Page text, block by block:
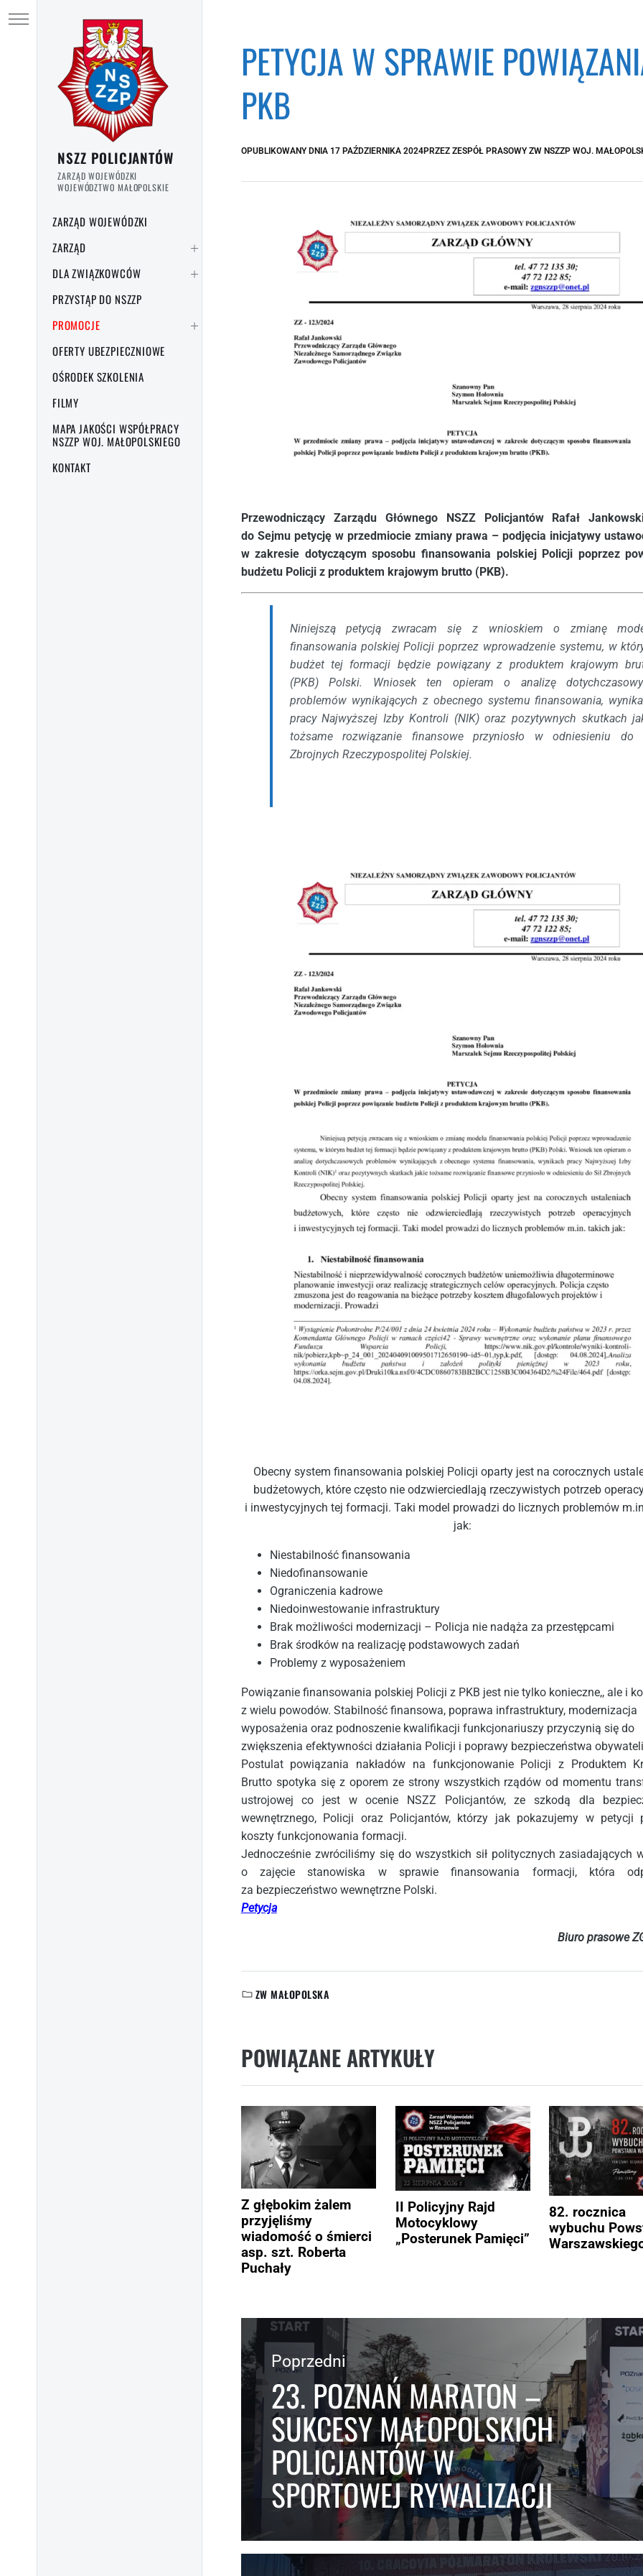
NSZZ POLICJANTÓW
ZARZĄD WOJEWÓDZKI
WOJEWÓDZTWO MAŁOPOLSKIE
ZARZĄD WOJEWÓDZKI
ZARZĄD
DLA ZWIĄZKOWCÓW
PRZYSTĄP DO NSZZP
PROMOCJE
OFERTY UBEZPIECZNIOWE
OŚRODEK SZKOLENIA
FILMY
MAPA JAKOŚCI WSPÓŁPRACY
NSZZP WOJ. MAŁOPOLSKIEGO
KONTAKT
PETYCJA W SPRAWIE
PKB
OPUBLIKOWANY DNIA 17 PAŹDZIERNIKA 2024PRZEZ ZESPÓŁ PRASOWY ZW NSZZP WOJ.
Przewodniczący Zarządu Głównego NSZZ Policjantów Rafał
do Sejmu petycję w przedmiocie zmiany prawa – podjęcia inicjatywy
w zakresie dotyczącym sposobu finansowania polskiej Policji poprzez
budżetu Policji z produktem krajowym brutto (PKB).
Niniejszą petycją zwracam się z wnioskiem o zmianę
finansowania polskiej Policji poprzez wprowadzenie systemu, w
budżet tej formacji będzie powiązany z produktem krajowym
(PKB) Polski. Wniosek ten opieram o analizę
problemów wynikających z obecnego systemu finansowania,
pracy Najwyższej Izby Kontroli (NIK) oraz pozytywnych skutkach
tożsame rozwiązanie finansowe przyniosło w odniesieniu do
Zbrojnych Rzeczypospolitej Polskiej.
Obecny system finansowania polskiej Policji oparty jest na corocznych
budżetowych, które często nie odzwierciedlają rzeczywistych potrzeb
i inwestycyjnych tej formacji. Taki model prowadzi do licznych problemów
jak:
Niestabilność finansowania
Niedofinansowanie
Ograniczenia kadrowe
Niedoinwestowanie infrastruktury
Brak możliwości modernizacji – Policja nie nadąża za przestępcami
Brak środków na realizację podstawowych zadań
Problemy z wyposażeniem
Powiązanie finansowania polskiej Policji z PKB jest nie tylko konieczne,, ale i
z wielu powodów. Stabilność finansowa, poprawa infrastruktury, modernizacja
wyposażenia oraz podnoszenie kwalifikacji funkcjonariuszy przyczynią się do
zwiększenia efektywności działania Policji i poprawy bezpieczeństwa
Postulat powiązania nakładów na funkcjonowanie Policji z Produktem
Brutto spotyka się z oporem ze strony wszystkich rządów od momentu
ustrojowej co jest w ocenie NSZZ Policjantów, ze szkodą dla
wewnętrznego, Policji oraz Policjantów, którzy jak pokazujemy w petycji
koszty funkcjonowania formacji.
Jednocześnie zwróciliśmy się do wszystkich sił politycznych zasiadających
o zajęcie stanowiska w sprawie finansowania formacji, która
za bezpieczeństwo wewnętrzne Polski.
Petycja
Biuro prasowe
KATEGORIE:
ZW MAŁOPOLSKA
POWIĄZANE ARTYKUŁY
Z głębokim żalem
przyjęliśmy
wiadomość o śmierci
asp. szt. Roberta
Puchały
II Policyjny Rajd
Motocyklowy
„Posterunek Pamięci”
82. rocznica
wybuchu
Poprzedni
23. POZNAŃ MARATON –
SUKCESY MAŁOPOLSKICH
POLICJANTÓW W
SPORTOWEJ RYWALIZACJI